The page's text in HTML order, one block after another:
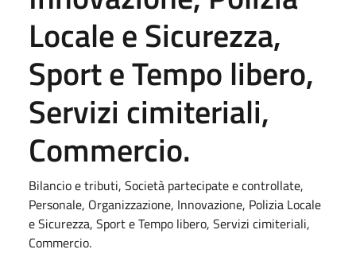
Locale e Sicurezza,
Sport e Tempo libero,
Servizi cimiteriali,
Commercio.
Bilancio e tributi, Società partecipate e controllate,
Personale, Organizzazione, Innovazione, Polizia Locale
e Sicurezza, Sport e Tempo libero, Servizi cimiteriali,
Commercio.